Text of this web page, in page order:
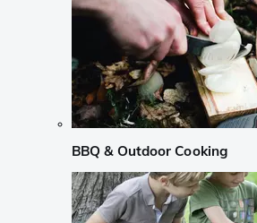
BBQ & Outdoor Cooking